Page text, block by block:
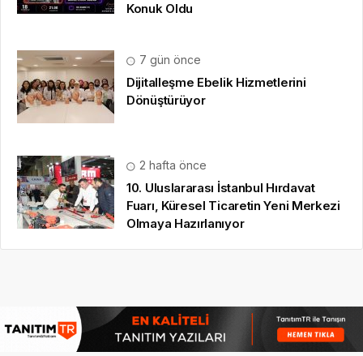
Konuk Oldu
7 gün önce
Dijitalleşme Ebelik Hizmetlerini
Dönüştürüyor
2 hafta önce
10. Uluslararası İstanbul Hırdavat
Fuarı, Küresel Ticaretin Yeni Merkezi
Olmaya Hazırlanıyor